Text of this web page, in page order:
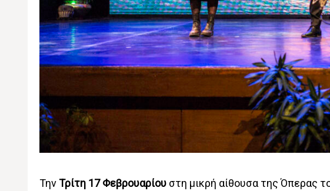
ΤηνΤρίτη 17 Φεβρουαρίουστη μικρή αίθουσα της Όπερας